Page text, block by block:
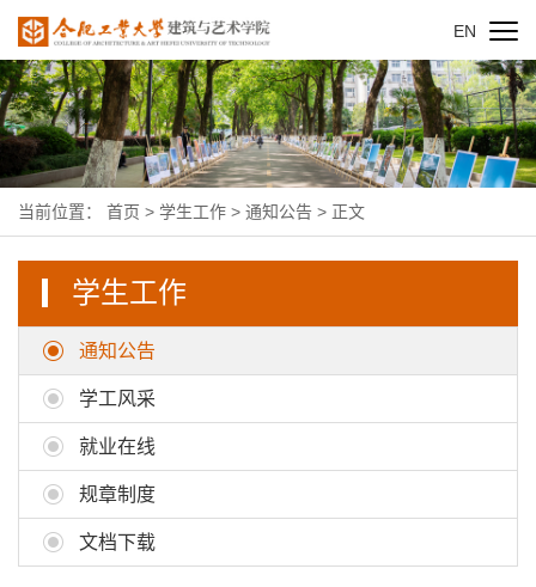
EN
当前位置： 首页 > 学生工作 > 通知公告 > 正文
学生工作
通知公告
学工风采
就业在线
规章制度
文档下载